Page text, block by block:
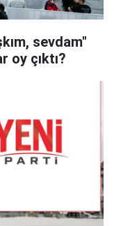
sevdam"
oy çıktı?